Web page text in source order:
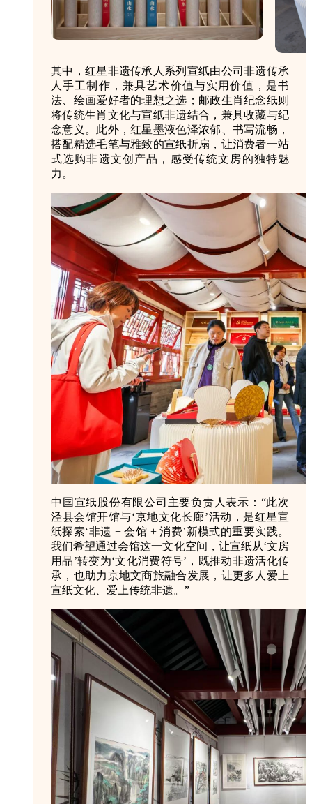
其中，红星非遗传承人系列宣纸由公司非遗传承
人手工制作，兼具艺术价值与实用价值，是书
法、绘画爱好者的理想之选；邮政生肖纪念纸则
将传统生肖文化与宣纸非遗结合，兼具收藏与纪
念意义。此外，红星墨液色泽浓郁、书写流畅，
搭配精选毛笔与雅致的宣纸折扇，让消费者一站
式选购非遗文创产品，感受传统文房的独特魅
力。
中国宣纸股份有限公司主要负责人表示：“此次
泾县会馆开馆与‘京地文化长廊’活动，是红星宣
纸探索‘非遗 + 会馆 + 消费’新模式的重要实践。
我们希望通过会馆这一文化空间，让宣纸从‘文房
用品’转变为‘文化消费符号’，既推动非遗活化传
承，也助力京地文商旅融合发展，让更多人爱上
宣纸文化、爱上传统非遗。”